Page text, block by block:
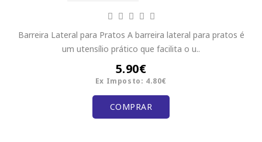
Barreira Lateral para Pratos A barreira lateral para pratos é
um utensílio prático que facilita o u..
5.90€
Ex Imposto: 4.80€
COMPRAR